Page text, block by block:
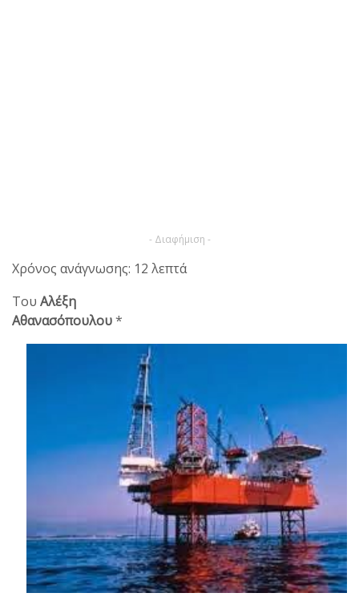
- Διαφήμιση -
Χρόνος ανάγνωσης: 12 λεπτά
Του Αλέξη
Αθανασόπουλου*